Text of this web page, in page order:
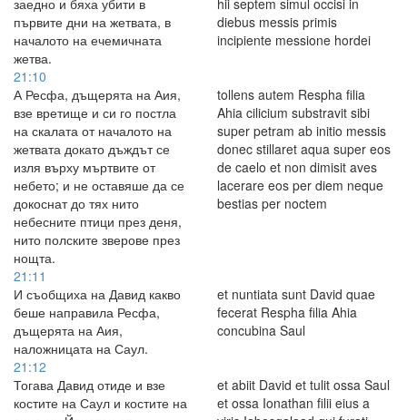
заедно и бяха убити в
първите дни на жетвата, в
началото на ечемичната
жетва.
hii septem simul occisi in
diebus messis primis
incipiente messione hordei
21:10
А Ресфа, дъщерята на Аия,
взе вретище и си го постла
на скалата от началото на
жетвата докато дъждът се
изля върху мъртвите от
небето; и не оставяше да се
докоснат до тях нито
небесните птици през деня,
нито полските зверове през
нощта.
tollens autem Respha filia
Ahia cilicium substravit sibi
super petram ab initio messis
donec stillaret aqua super eos
de caelo et non dimisit aves
lacerare eos per diem neque
bestias per noctem
21:11
И съобщиха на Давид какво
беше направила Ресфа,
дъщерята на Аия,
наложницата на Саул.
et nuntiata sunt David quae
fecerat Respha filia Ahia
concubina Saul
21:12
Тогава Давид отиде и взе
костите на Саул и костите на
et abiit David et tulit ossa Saul
et ossa Ionathan filii eius a